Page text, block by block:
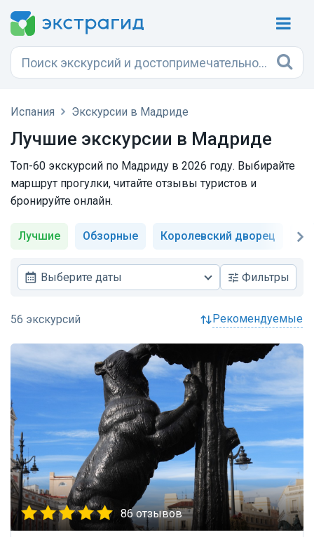
Испания Экскурсии в Мадриде
Лучшие экскурсии в Мадриде
Топ-60 экскурсий по Мадриду в 2026 году. Выбирайте
маршрут прогулки, читайте отзывы туристов и
бронируйте онлайн.
Лучшие Обзорные Королевский дворец
Выберите даты Фильтры
рекомендуемые
86 отзывов